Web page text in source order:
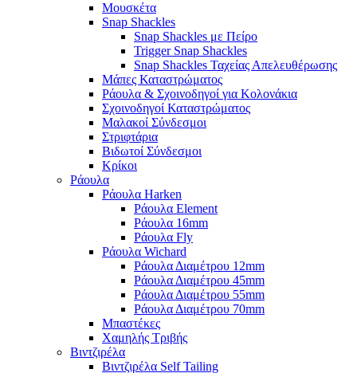
Μουσκέτα
Snap Shackles
Snap Shackles με Πείρο
Trigger Snap Shackles
Snap Shackles Ταχείας Απελευθέρωσης
Μάπες Καταστρώματος
Ράουλα & Σχοινοδηγοί για Κολονάκια
Σχοινοδηγοί Καταστρώματος
Μαλακοί Σύνδεσμοι
Στριφτάρια
Βιδωτοί Σύνδεσμοι
Κρίκοι
Ράουλα
Ράουλα Harken
Ράουλα Element
Ράουλα 16mm
Ράουλα Fly
Ράουλα Wichard
Ράουλα Διαμέτρου 12mm
Ράουλα Διαμέτρου 45mm
Ράουλα Διαμέτρου 55mm
Ράουλα Διαμέτρου 70mm
Μπαστέκες
Χαμηλής Τριβής
Βιντζιρέλα
Βιντζιρέλα Self Tailing